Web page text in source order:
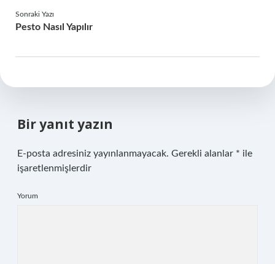
Sonraki Yazı
Pesto Nasıl Yapılır
Bir yanıt yazın
E-posta adresiniz yayınlanmayacak. Gerekli alanlar * ile
işaretlenmişlerdir
Yorum